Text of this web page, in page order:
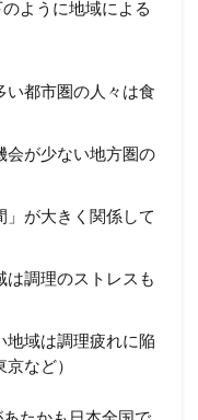
ように地域による
い都市圏の人々は食
会が少ない地方圏の
」が大きく関係して
は調理のストレスも
地域は調理疲れに陥
など）